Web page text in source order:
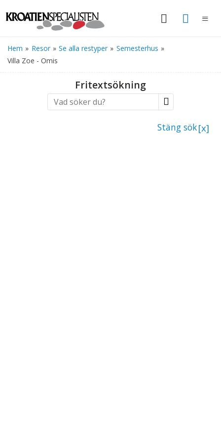
Hem » Resor » Se alla restyper » Semesterhus »
Villa Zoe - Omis
Fritextsökning
Stäng sök